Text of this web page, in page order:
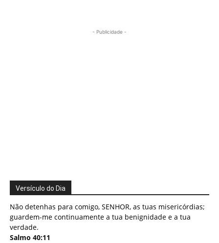
- Publicidade -
Versículo do Dia
Não detenhas para comigo, SENHOR, as tuas misericórdias;
guardem-me continuamente a tua benignidade e a tua
verdade.
Salmo 40:11